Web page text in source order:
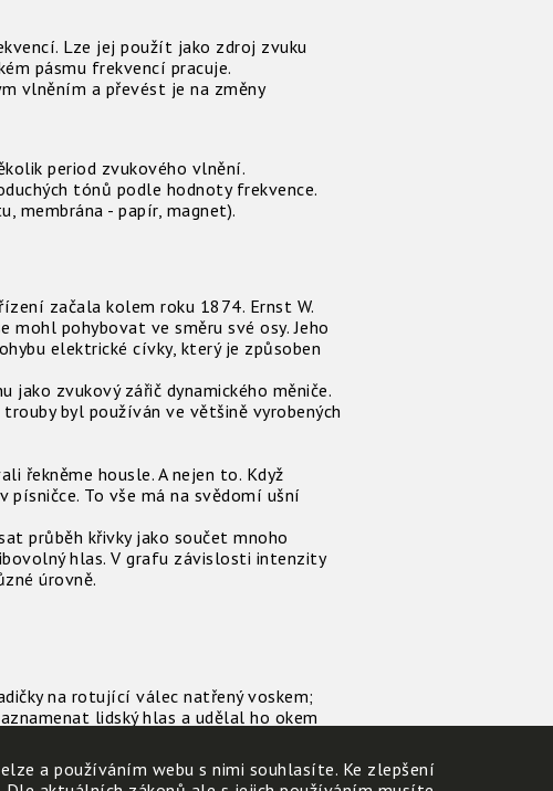
Lze jej použít jako zdroj zvuku
pásmu frekvencí pracuje.
vlněním a převést je na změny
period zvukového vlnění.
tónů podle hodnoty frekvence.
membrána - papír, magnet).
začala kolem roku 1874. Ernst W.
mohl pohybovat ve směru své osy. Jeho
elektrické cívky, který je způsoben
jako zvukový zářič dynamického měniče.
byl používán ve většině vyrobených
řekněme housle. A nejen to. Když
To vše má na svědomí ušní
průběh křivky jako součet mnoho
hlas. V grafu závislosti intenzity
úrovně.
na rotující válec natřený voskem;
lidský hlas a udělal ho okem
krátkého šroubovitého závitu, kmitající
Patent byl podán den před Vánocemi s
a používáním webu s nimi souhlasíte. Ke zlepšení